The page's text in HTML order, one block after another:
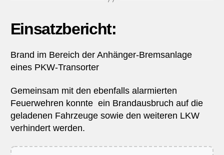
Einsatzbericht:
Brand im Bereich der Anhänger-Bremsanlage
eines PKW-Transorter
Gemeinsam mit den ebenfalls alarmierten
Feuerwehren konnte ein Brandausbruch auf die
geladenen Fahrzeuge sowie den weiteren LKW
verhindert werden.